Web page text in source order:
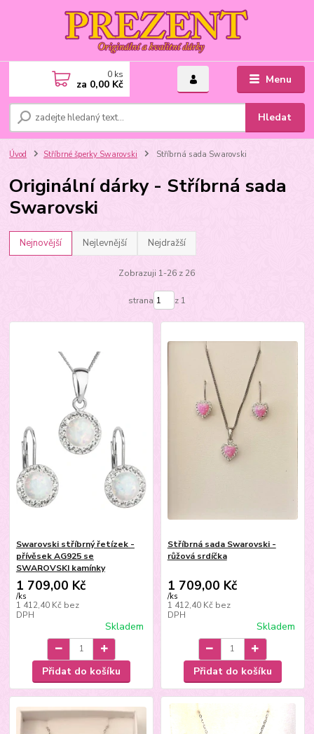
Menu
Hledat
0 ks
za 0,00 Kč
Úvod Stříbrné šperky Swarovski Stříbrná sada Swarovski
Originální dárky - Stříbrná sada
Swarovski
Nejnovější Nejlevnější Nejdražší
Zobrazuji 1-26 z 26
strana z 1
Swarovski stříbrný řetízek -
přívěsek AG925 se
SWAROVSKI kamínky
1 709,00 Kč
/ks
1 412,40 Kč bez
DPH
Skladem
Přidat do košíku
Stříbrná sada Swarovski -
růžová srdíčka
1 709,00 Kč
/ks
1 412,40 Kč bez
DPH
Skladem
Přidat do košíku